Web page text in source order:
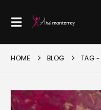
HOME BLOG TAG -